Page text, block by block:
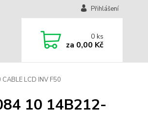
Přihlášení
0ks
za 0,00 Kč
LCD INV F50
10 14B212-